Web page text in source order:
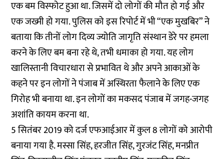
एक बम विस्फोट हुआ था. जिसमें दो लोगों की मौत हो गई और
एक जख्मी हो गया. पुलिस को इस रिपोर्ट में भी “एक मुखबिर” ने
बताया कि तीनों लोग दिव्य ज्योति जागृति संस्थान डेरे पर हमला
करने के लिए बम बना रहे थे, तभी धमाका हो गया. यह लोग
खालिस्तानी विचारधारा से प्रभावित थे और अपने आकाओं के
कहने पर इन लोगों ने पंजाब में अस्थिरता फैलाने के लिए एक
गिरोह भी बनाया था. इन लोगों का मकसद पंजाब में जगह-जगह
अशांति कायम करना था.
5 सितंबर 2019 को दर्ज एफआईआर में कुल 8 लोगों को आरोपी
बनाया गया है. मस्सा सिंह, हरजीत सिंह, गुरजंट सिंह, मनप्रीत